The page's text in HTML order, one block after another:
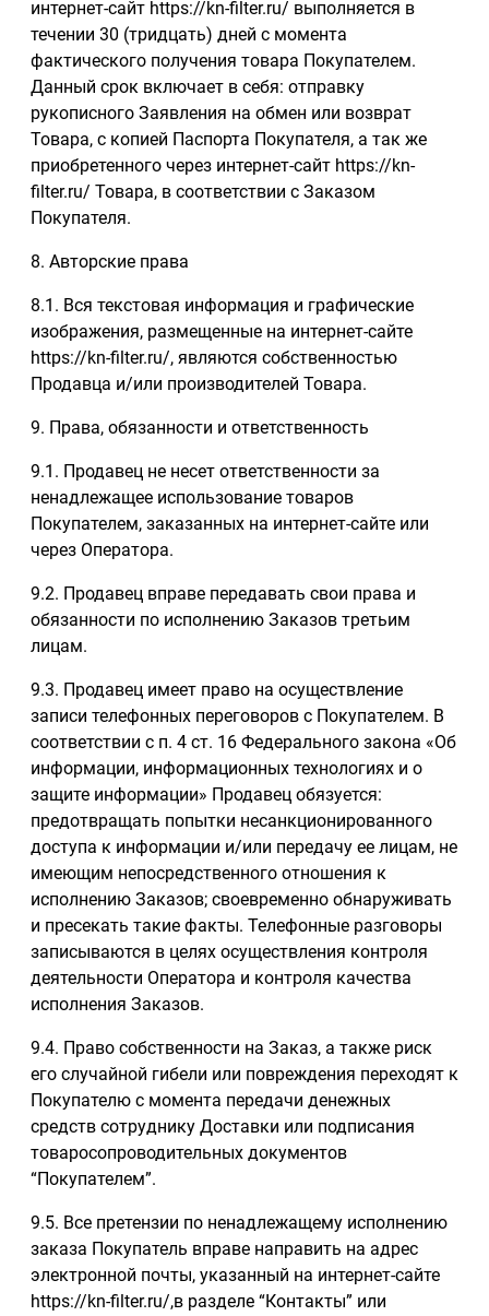
интернет-сайт https://kn-filter.ru/ выполняется в
течении 30 (тридцать) дней с момента
фактического получения товара Покупателем.
Данный срок включает в себя: отправку
рукописного Заявления на обмен или возврат
Товара, с копией Паспорта Покупателя, а так же
приобретенного через интернет-сайт https://kn-
filter.ru/ Товара, в соответствии с Заказом
Покупателя.
8. Авторские права
8.1. Вся текстовая информация и графические
изображения, размещенные на интернет-сайте
https://kn-filter.ru/, являются собственностью
Продавца и/или производителей Товара.
9. Права, обязанности и ответственность
9.1. Продавец не несет ответственности за
ненадлежащее использование товаров
Покупателем, заказанных на интернет-сайте или
через Оператора.
9.2. Продавец вправе передавать свои права и
обязанности по исполнению Заказов третьим
лицам.
9.3. Продавец имеет право на осуществление
записи телефонных переговоров с Покупателем. В
соответствии с п. 4 ст. 16 Федерального закона «Об
информации, информационных технологиях и о
защите информации» Продавец обязуется:
предотвращать попытки несанкционированного
доступа к информации и/или передачу ее лицам, не
имеющим непосредственного отношения к
исполнению Заказов; своевременно обнаруживать
и пресекать такие факты. Телефонные разговоры
записываются в целях осуществления контроля
деятельности Оператора и контроля качества
исполнения Заказов.
9.4. Право собственности на Заказ, а также риск
его случайной гибели или повреждения переходят к
Покупателю с момента передачи денежных
средств сотруднику Доставки или подписания
товаросопроводительных документов
“Покупателем”.
9.5. Все претензии по ненадлежащему исполнению
заказа Покупатель вправе направить на адрес
электронной почты, указанный на интернет-сайте
https://kn-filter.ru/,в разделе “Контакты” или